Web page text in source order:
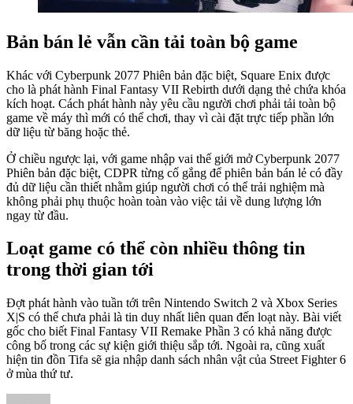
Bản bán lẻ vẫn cần tải toàn bộ game
Khác với Cyberpunk 2077 Phiên bản đặc biệt, Square Enix được
cho là phát hành Final Fantasy VII Rebirth dưới dạng thẻ chứa khóa
kích hoạt. Cách phát hành này yêu cầu người chơi phải tải toàn bộ
game về máy thì mới có thể chơi, thay vì cài đặt trực tiếp phần lớn
dữ liệu từ băng hoặc thẻ.
Ở chiều ngược lại, với game nhập vai thế giới mở Cyberpunk 2077
Phiên bản đặc biệt, CDPR từng cố gắng để phiên bản bán lẻ có đầy
đủ dữ liệu cần thiết nhằm giúp người chơi có thể trải nghiệm mà
không phải phụ thuộc hoàn toàn vào việc tải về dung lượng lớn
ngay từ đầu.
Loạt game có thể còn nhiều thông tin
trong thời gian tới
Đợt phát hành vào tuần tới trên Nintendo Switch 2 và Xbox Series
X|S có thể chưa phải là tin duy nhất liên quan đến loạt này. Bài viết
gốc cho biết Final Fantasy VII Remake Phần 3 có khả năng được
công bố trong các sự kiện giới thiệu sắp tới. Ngoài ra, cũng xuất
hiện tin đồn Tifa sẽ gia nhập danh sách nhân vật của Street Fighter 6
ở mùa thứ tư.